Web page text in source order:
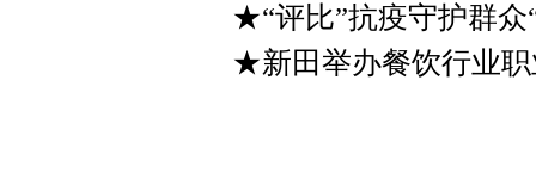
★“评比”抗疫守护群众
★新田举办餐饮行业